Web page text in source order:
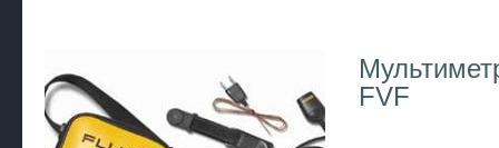
FVF